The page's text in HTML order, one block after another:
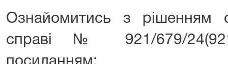
Ознайомитись з рішенням
справі № 921/679/